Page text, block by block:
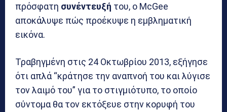
πρόσφατη συνέντευξή του, ο McGee
αποκάλυψε πώς προέκυψε η εμβληματική
εικόνα.
Τραβηγμένη στις 24 Οκτωβρίου 2013, εξήγησε
ότι απλά “κράτησε την αναπνοή του και λύγισε
τον λαιμό του” για το στιγμιότυπο, το οποίο
σύντομα θα τον εκτόξευε στην κορυφή του